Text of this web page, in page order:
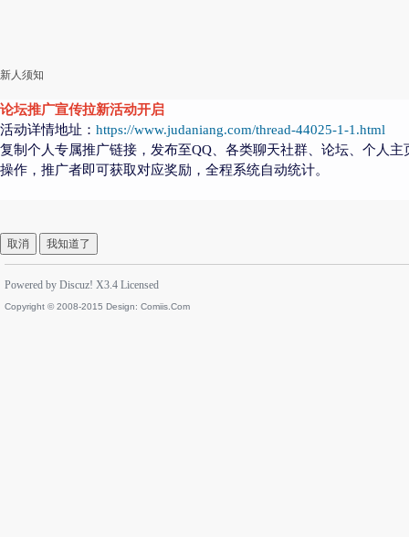
新人须知
论坛推广宣传拉新活动开启
活动详情地址： https://www.judaniang.com/thread-44025-1-1.html
复制个人专属推广链接，发布至QQ、各类聊天社群、论坛、个人
操作，推广者即可获取对应奖励，全程系统自动统计。
取消 我知道了
Powered by Discuz! X3.4 Licensed
Copyright © 2008-2015 Design: Comiis.Com